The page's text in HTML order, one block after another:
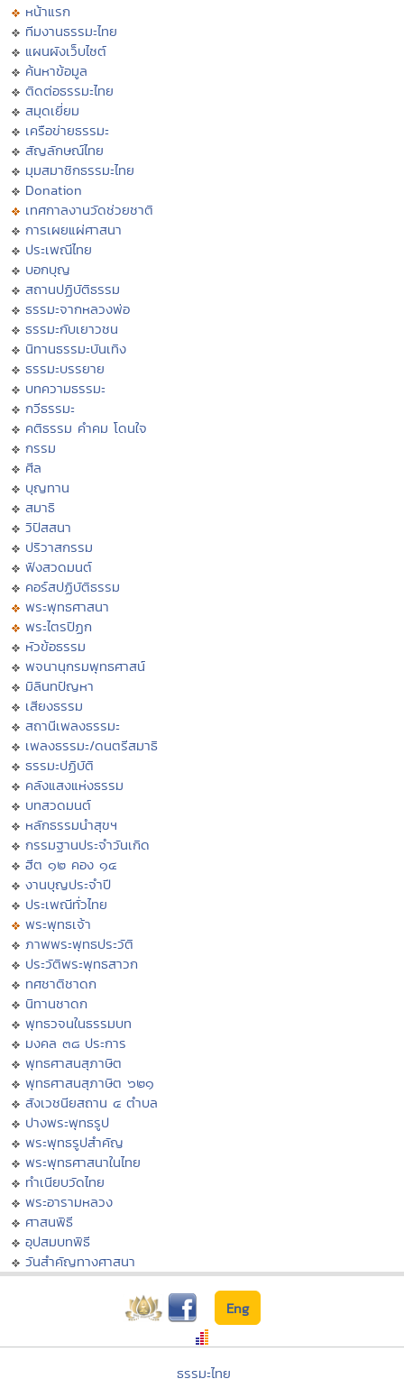
หน้าแรก
ทีมงานธรรมะไทย
แผนผังเว็บไซต์
ค้นหาข้อมูล
ติดต่อธรรมะไทย
สมุดเยี่ยม
เครือข่ายธรรมะ
สัญลักษณ์ไทย
มุมสมาชิกธรรมะไทย
Donation
เทศกาลงานวัดช่วยชาติ
การเผยแผ่ศาสนา
ประเพณีไทย
บอกบุญ
สถานปฏิบัติธรรม
ธรรมะจากหลวงพ่อ
ธรรมะกับเยาวชน
นิทานธรรมะบันเทิง
ธรรมะบรรยาย
บทความธรรมะ
กวีธรรมะ
คติธรรม คำคม โดนใจ
กรรม
ศีล
บุญทาน
สมาธิ
วิปัสสนา
ปริวาสกรรม
ฟังสวดมนต์
คอร์สปฏิบัติธรรม
พระพุทธศาสนา
พระไตรปิฏก
หัวข้อธรรม
พจนานุกรมพุทธศาสน์
มิลินทปัญหา
เสียงธรรม
สถานีเพลงธรรมะ
เพลงธรรมะ/ดนตรีสมาธิ
ธรรมะปฏิบัติ
คลังแสงแห่งธรรม
บทสวดมนต์
หลักธรรมนำสุขฯ
กรรมฐานประจำวันเกิด
ฮีต ๑๒ คอง ๑๔
งานบุญประจำปี
ประเพณีทั่วไทย
พระพุทธเจ้า
ภาพพระพุทธประวัติ
ประวัติพระพุทธสาวก
ทศชาติชาดก
นิทานชาดก
พุทธวจนในธรรมบท
มงคล ๓๘ ประการ
พุทธศาสนสุภาษิต
พุทธศาสนสุภาษิต ๖๒๑
สังเวชนียสถาน ๔ ตำบล
ปางพระพุทธรูป
พระพุทธรูปสำคัญ
พระพุทธศาสนาในไทย
ทำเนียบวัดไทย
พระอารามหลวง
ศาสนพิธี
อุปสมบทพิธี
วันสำคัญทางศาสนา
Eng
ธรรมะไทย